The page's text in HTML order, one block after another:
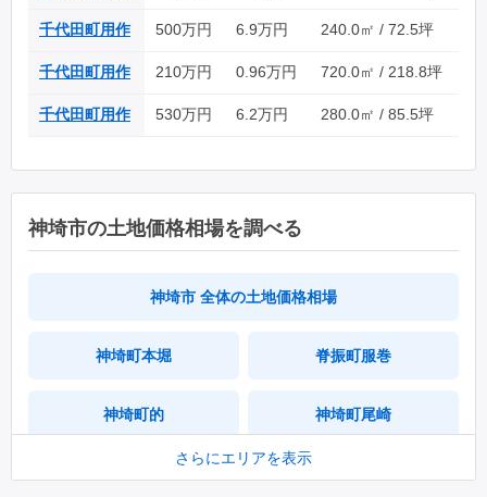
千代田町用作 500万円 6.9万円 240.0㎡ / 72.5坪
千代田町用作 210万円 0.96万円 720.0㎡ / 218.8坪
千代田町用作 530万円 6.2万円 280.0㎡ / 85.5坪
神埼市の土地価格相場を調べる
神埼市 全体の土地価格相場
神埼町本堀 脊振町服巻
神埼町的 神埼町尾崎
さらにエリアを表示